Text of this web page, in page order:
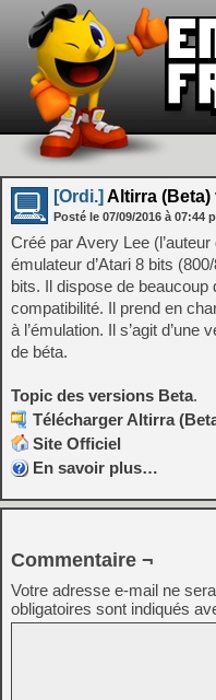
[Ordi.] Altirra (Beta)
Posté le 07/09/2016 à 07:44
Créé par Avery Lee (l’auteur
émulateur d’Atari 8 bits
bits. Il dispose de beaucoup
compatibilité. Il prend en
à l’émulation. Il s’agit
de béta.
Topic des versions Beta.
Télécharger Altirra
Site Officiel
En savoir plus…
Commentaire ¬
Votre adresse e-mail ne
obligatoires sont indiqués